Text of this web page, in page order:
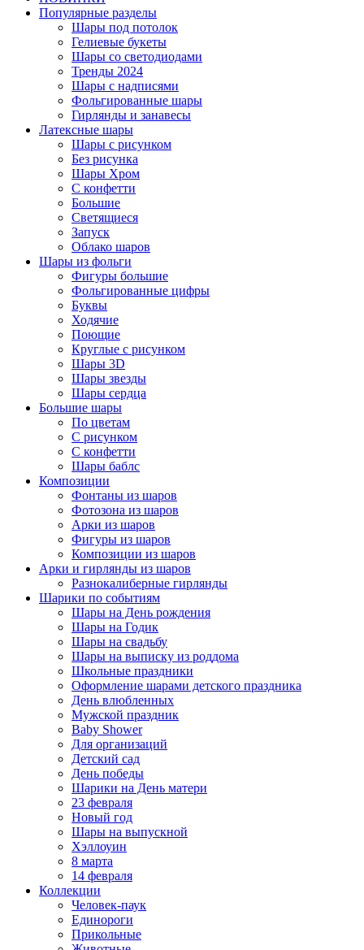
Популярные разделы
Шары под потолок
Гелиевые букеты
Шары со светодиодами
Тренды 2024
Шары с надписями
Фольгированные шары
Гирлянды и занавесы
Латексные шары
Шары с рисунком
Без рисунка
Шары Хром
C конфетти
Большие
Светящиеся
Запуск
Облако шаров
Шары из фольги
Фигуры большие
Фольгированные цифры
Буквы
Ходячие
Поющие
Круглые с рисунком
Шары 3D
Шары звезды
Шары сердца
Большие шары
По цветам
С рисунком
С конфетти
Шары баблс
Композиции
Фонтаны из шаров
Фотозона из шаров
Арки из шаров
Фигуры из шаров
Композиции из шаров
Арки и гирлянды из шаров
Разнокалиберные гирлянды
Шарики по событиям
Шары на День рождения
Шары на Годик
Шары на свадьбу
Шары на выписку из роддома
Школьные праздники
Оформление шарами детского праздника
День влюбленных
Мужской праздник
Baby Shower
Для организаций
Детский сад
День победы
Шарики на День матери
23 февраля
Новый год
Шары на выпускной
Хэллоуин
8 марта
14 февраля
Коллекции
Человек-паук
Единороги
Прикольные